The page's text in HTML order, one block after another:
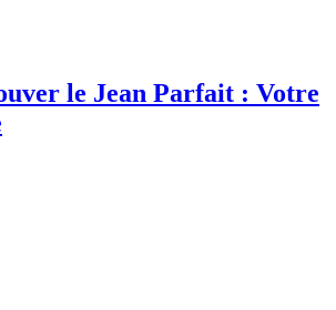
le Jean Parfait : Votre